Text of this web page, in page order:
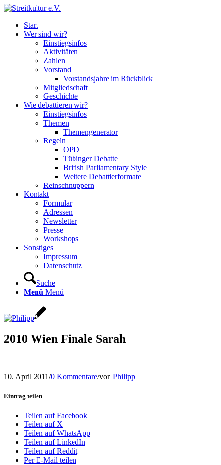
Start
Wer sind wir?
Einstiegsinfos
Aktivitäten
Zahlen
Vorstand
Vorstandsjahre im Rückblick
Mitgliedschaft
Geschichte
Wie debattieren wir?
Einstiegsinfos
Themen
Themengenerator
Regeln
OPD
Tübinger Debatte
British Parliamentary Style
Weitere Debattierformate
Reinschnuppern
Kontakt
Formular
Adressen
Newsletter
Presse
Workshops
Sonstiges
Impressum
Datenschutz
Suche
Menü Menü
2010 Wien Finale Sarah
10. April 2011/0 Kommentare/von Philipp
Eintrag teilen
Teilen auf Facebook
Teilen auf X
Teilen auf WhatsApp
Teilen auf LinkedIn
Teilen auf Reddit
Per E-Mail teilen